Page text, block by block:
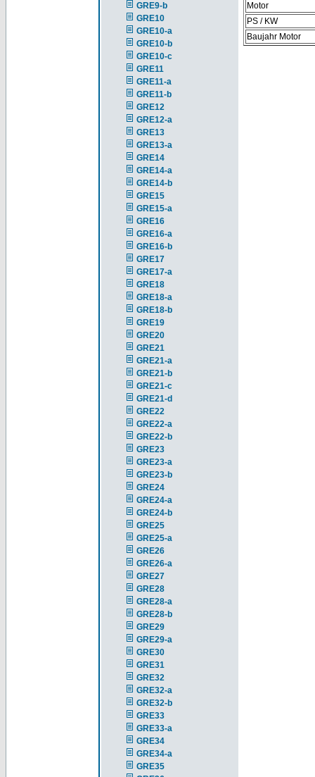
GRE9-b
GRE10
GRE10-a
GRE10-b
GRE10-c
GRE11
GRE11-a
GRE11-b
GRE12
GRE12-a
GRE13
GRE13-a
GRE14
GRE14-a
GRE14-b
GRE15
GRE15-a
GRE16
GRE16-a
GRE16-b
GRE17
GRE17-a
GRE18
GRE18-a
GRE18-b
GRE19
GRE20
GRE21
GRE21-a
GRE21-b
GRE21-c
GRE21-d
GRE22
GRE22-a
GRE22-b
GRE23
GRE23-a
GRE23-b
GRE24
GRE24-a
GRE24-b
GRE25
GRE25-a
GRE26
GRE26-a
GRE27
GRE28
GRE28-a
GRE28-b
GRE29
GRE29-a
GRE30
GRE31
GRE32
GRE32-a
GRE32-b
GRE33
GRE33-a
GRE34
GRE34-a
GRE35
Motor
PS / KW
Baujahr Motor